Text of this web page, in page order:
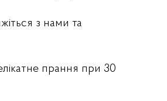
з нами та
прання при 30